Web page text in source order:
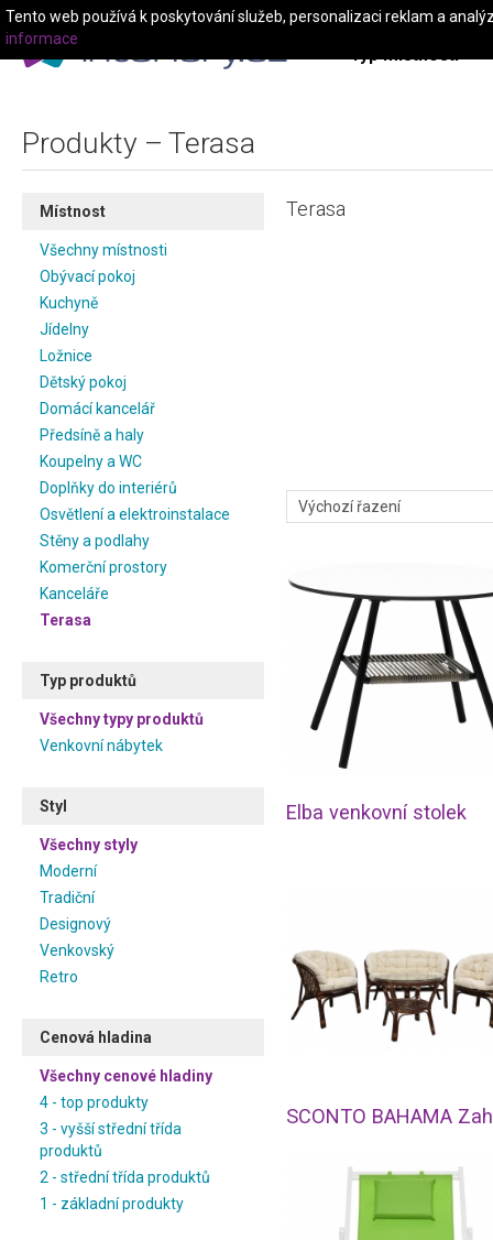
Typ místnosti
Produkty – Terasa
Místnost
Všechny místnosti
Obývací pokoj
Kuchyně
Jídelny
Ložnice
Dětský pokoj
Domácí kancelář
Předsíně a haly
Koupelny a WC
Doplňky do interiérů
Osvětlení a elektroinstalace
Stěny a podlahy
Komerční prostory
Kanceláře
Terasa
Typ produktů
Všechny typy produktů
Venkovní nábytek
Styl
Všechny styly
Moderní
Tradiční
Designový
Venkovský
Retro
Cenová hladina
Všechny cenové hladiny
4 - top produkty
3 - vyšší střední třída
produktů
2 - střední třída produktů
1 - základní produkty
Terasa
Elba venkovní stolek
Tento web používá k poskytování služeb, personalizaci reklam a
informace